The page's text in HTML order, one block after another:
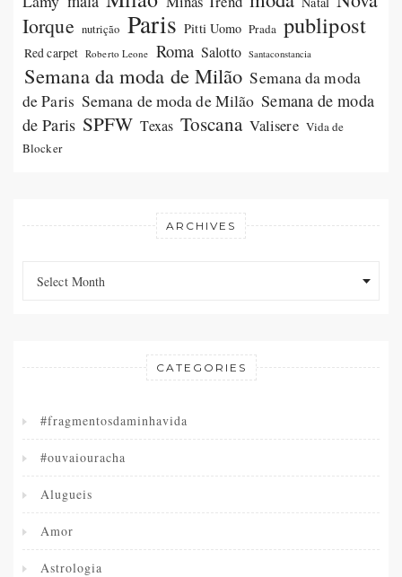
Iorque nutrição Paris Pitti Uomo Prada publipost
Red carpet Roberto Leone Roma Salotto Santaconstancia
Semana da moda de Milão Semana da moda
de Paris Semana de moda de Milão Semana de moda
de Paris SPFW Texas Toscana Valisere Vida de
Blocker
ARCHIVES
Select Month
CATEGORIES
#fragmentosdaminhavida
#ouvaiouracha
Alugueis
Amor
Astrologia